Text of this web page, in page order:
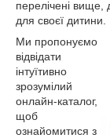
перелічені вище,
для своєї дитини.
Ми пропонуємо
відвідати
інтуїтивно
зрозумілий
онлайн-каталог,
щоб
ознайомитися з